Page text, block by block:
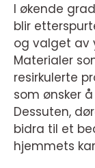
I økende
blir
og valget av
Materialer
resirkulerte
som ønsker
Dessuten,
bidra til et
hjemmets